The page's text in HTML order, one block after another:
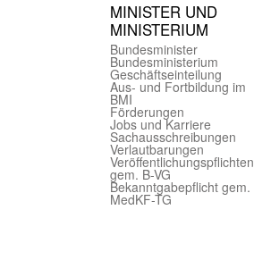
MINISTER UND
MINIST­ERIUM
Bundes­minister
Bundes­ministerium
Geschäfts­einteilung
Aus- und Fortbildung im
BMI
Förderungen
Jobs und Karriere
Sachaus­schreibungen
Verlautbarungen
Veröffentlichungspflichten
gem. B-VG
Bekanntgabepflicht gem.
MedKF-TG